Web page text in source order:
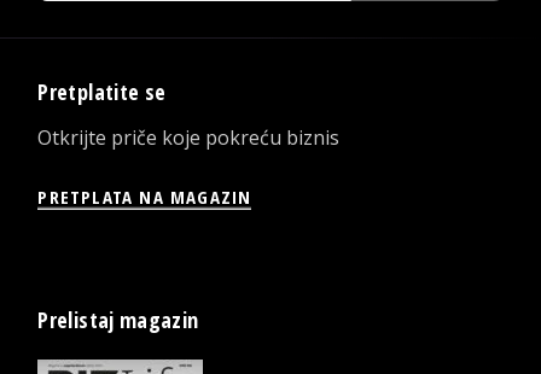
Pretplatite se
Otkrijte priče koje pokreću biznis
PRETPLATA NA MAGAZIN
Prelistaj magazin